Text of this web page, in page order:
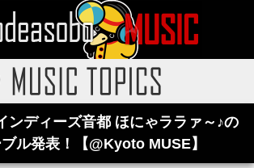
ンディーズ音都 ほにゃララァ～♪の
ル発表！【@Kyoto MUSE】